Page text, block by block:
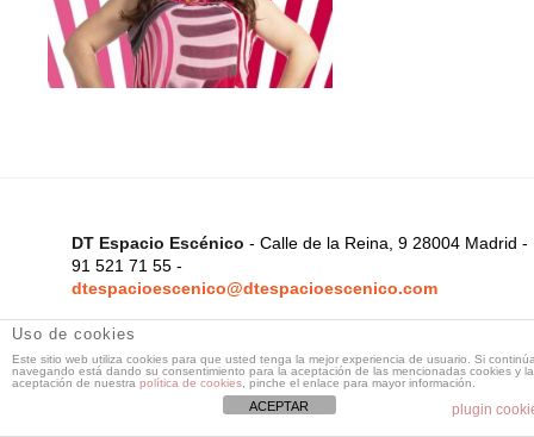
DT Espacio Escénico - Calle de la Reina, 9 28004 Madrid -
91 521 71 55 -
dtespacioescenico@dtespacioescenico.com
Uso de cookies
Este sitio web utiliza cookies para que usted tenga la mejor experiencia de usuario. Si
navegando está dando su consentimiento para la aceptación de las mencionadas cookies y la
aceptación de nuestra política de cookies , pinche el enlace para mayor información.
plugin
ACEPTAR